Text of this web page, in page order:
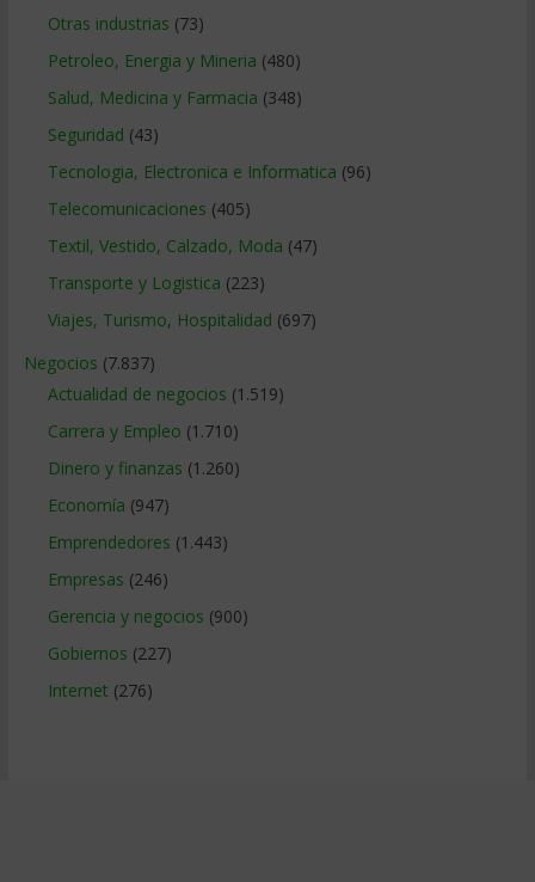
Otras industrias (73)
Petroleo, Energia y Mineria (480)
Salud, Medicina y Farmacia (348)
Seguridad (43)
Tecnologia, Electronica e Informatica (96)
Telecomunicaciones (405)
Textil, Vestido, Calzado, Moda (47)
Transporte y Logistica (223)
Viajes, Turismo, Hospitalidad (697)
Negocios (7.837)
Actualidad de negocios (1.519)
Carrera y Empleo (1.710)
Dinero y finanzas (1.260)
Economía (947)
Emprendedores (1.443)
Empresas (246)
Gerencia y negocios (900)
Gobiernos (227)
Internet (276)